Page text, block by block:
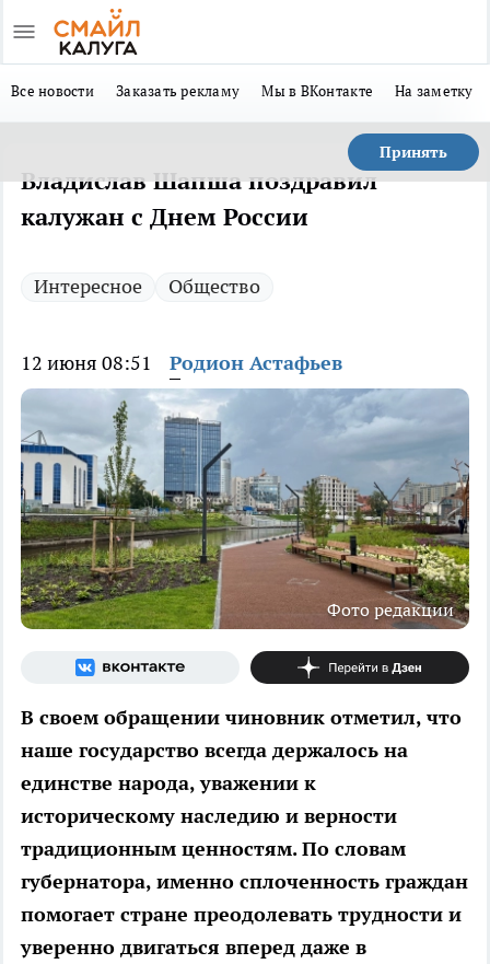
Все новости Заказать рекламу Мы в ВКонтакте На заметку
Принять
Владислав Шапша поздравил
калужан с Днем России
Интересное Общество
12 июня 08:51 Родион Астафьев
Фото редакции
В своем обращении чиновник отметил, что
наше государство всегда держалось на
единстве народа, уважении к
историческому наследию и верности
традиционным ценностям. По словам
губернатора, именно сплоченность граждан
помогает стране преодолевать трудности и
уверенно двигаться вперед даже в